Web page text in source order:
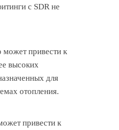
с SDR не
может привести к
высоких
для
отопления.
привести к